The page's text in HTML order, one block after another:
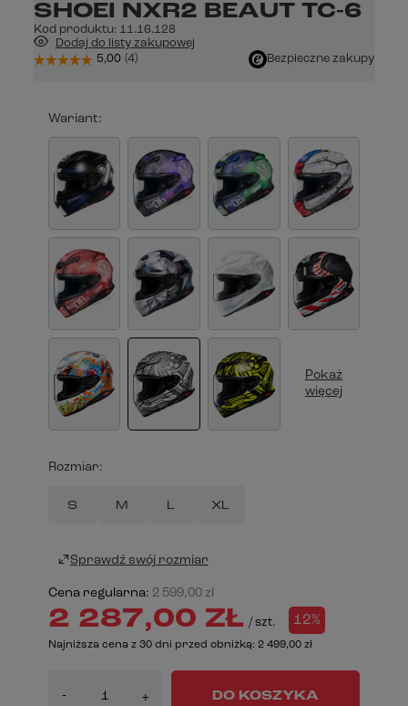
SHOEI NXR2 BEAUT TC-6
Kod produktu: 11.16.128
Dodaj do listy zakupowej
Bezpieczne zakupy
Wariant
Pokaż
więcej
Rozmiar
S M L XL
Sprawdź swój rozmiar
Cena regularna: 2 599,00 zł
2 287,00 ZŁ / szt. 12%
Najniższa cena z 30 dni przed obniżką: 2 499,00 zł
- + DO KOSZYKA